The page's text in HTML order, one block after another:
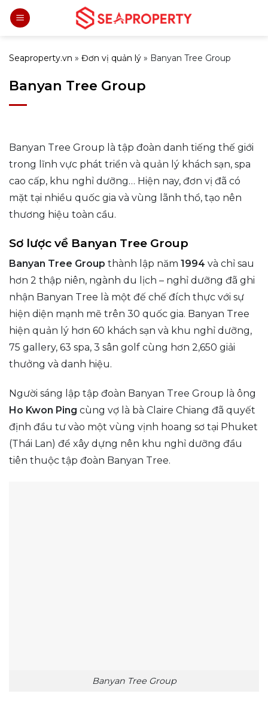
Bỏ
qua
dung
Seaproperty.vn » Đơn vị quản lý » Banyan Tree Group
Banyan Tree Group
Banyan Tree Group là tập đoàn danh tiếng thế giới
trong lĩnh vực phát triển và quản lý khách sạn, spa
cao cấp, khu nghỉ dưỡng… Hiện nay, đơn vị đã có
mặt tại nhiều quốc gia và vùng lãnh thổ, tạo nên
thương hiệu toàn cầu.
Sơ lược về Banyan Tree Group
Banyan Tree Group thành lập năm 1994 và chỉ sau
hơn 2 thập niên, ngành du lịch – nghỉ dưỡng đã ghi
nhận Banyan Tree là một đế chế đích thực với sự
hiện diện mạnh mẽ trên 30 quốc gia. Banyan Tree
hiện quản lý hơn 60 khách sạn và khu nghỉ dưỡng,
75 gallery, 63 spa, 3 sân golf cùng hơn 2,650 giải
thưởng và danh hiệu.
Người sáng lập tập đoàn Banyan Tree Group là ông
Ho Kwon Ping cùng vợ là bà Claire Chiang đã quyết
định đầu tư vào một vùng vịnh hoang sơ tại Phuket
(Thái Lan) để xây dựng nên khu nghỉ dưỡng đầu
tiên thuộc tập đoàn Banyan Tree.
Banyan Tree Group